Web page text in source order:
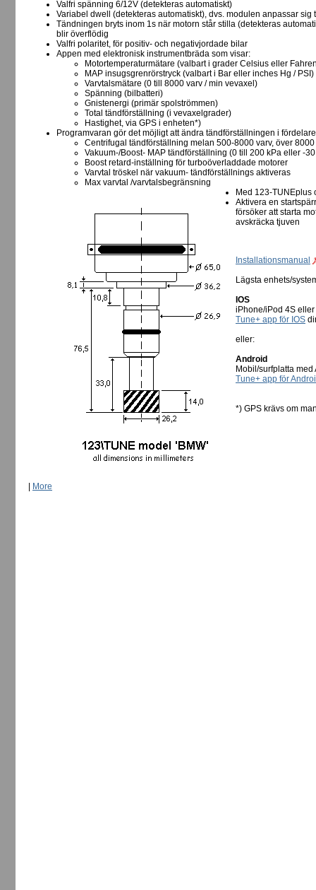
Valfri spänning 6/12V (detekteras automatiskt)
Variabel dwell (detekteras automatiskt), dvs. modulen anpassar
Tändningen bryts inom 1s när motorn står stilla (detekteras
blir överflödig
Valfri polaritet, för positiv- och negativjordade bilar
Appen med elektronisk instrumentbräda som visar:
Motortemperaturmätare (valbart i grader Celsius eller
MAP insugsgrenrörstryck (valbart i Bar eller inches Hg / PSI)
Varvtalsmätare (0 till 8000 varv / min vevaxel)
Spänning (bilbatteri)
Gnistenergi (primär spolströmmen)
Total tändförställning (i vevaxelgrader)
Hastighet, via GPS i enheten*)
Programvaran gör det möjligt att ändra tändförställningen i
Centrifugal tändförställning melan 500-8000 varv, över
Vakuum-/Boost- MAP tändförställning (0 till 200 kPa eller -
Boost retard-inställning för turboöverladdade motorer
Varvtal tröskel när vakuum- tändförställnings aktiveras
Max varvtal /varvtalsbegränsning
Med 123-TUNEplus
Aktivera en
försöker att starta
avskräcka tjuven
Installationsmanual
Lägsta enhets/
IOS
iPhone/iPod 4S
Tune+ app för IOS
eller:
Android
Mobil/surfplatta
Tune+ app för
*) GPS krävs om
More